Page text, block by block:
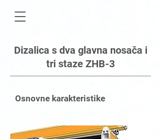
Dizalica s dva glavna nosača i
tri staze ZHB-3
Osnovne karakteristike